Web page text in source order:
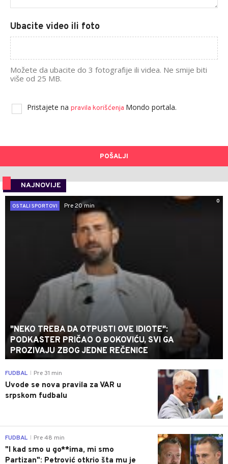
Ubacite video ili foto
Možete da ubacite do 3 fotografije ili videa. Ne smije biti
više od 25 MB.
Pristajete na pravila korišćenja Mondo portala.
POŠALJI
NAJNOVIJE
0
OSTALI SPORTOVI
Pre 20 min
"NEKO TREBA DA OTPUSTI OVE IDIOTE":
PODKASTER PRIČAO O ĐOKOVIĆU, SVI GA
PROZIVAJU ZBOG JEDNE REČENICE
FUDBAL Pre 31 min
Uvode se nova pravila za VAR u
srpskom fudbalu
0
FUDBAL Pre 48 min
"I kad smo u go**ima, mi smo
Partizan": Petrović otkrio šta mu je